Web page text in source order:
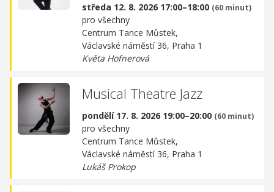
středa 12. 8. 2026 17:00–18:00 (60 minut)
pro všechny
Centrum Tance Můstek,
Václavské náměstí 36, Praha 1
Květa Hofnerová
Musical Theatre Jazz
pondělí 17. 8. 2026 19:00–20:00 (60 minut)
pro všechny
Centrum Tance Můstek,
Václavské náměstí 36, Praha 1
Lukáš Prokop